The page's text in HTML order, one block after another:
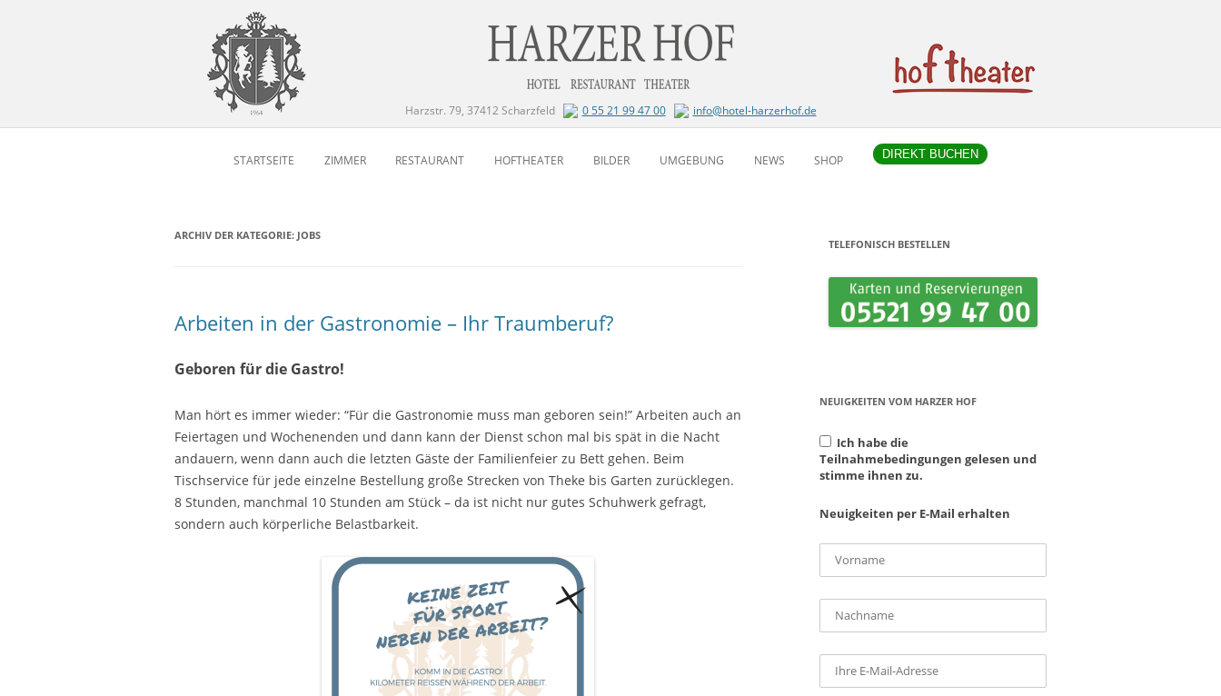
Harzstr. 79, 37412 Scharzfeld 0 55 21 99 47 00 info@hotel-harzerhof.de
STARTSEITE ZIMMER RESTAURANT HOFTHEATER BILDER UMGEBUNG NEWS SHOP DIREKT BUCHEN
ARCHIV DER KATEGORIE: JOBS
Arbeiten in der Gastronomie – Ihr Traumberuf?
Geboren für die Gastro!
Man hört es immer wieder: “Für die Gastronomie muss man geboren sein!” Arbeiten auch an
Feiertagen und Wochenenden und dann kann der Dienst schon mal bis spät in die Nacht
andauern, wenn dann auch die letzten Gäste der Familienfeier zu Bett gehen. Beim
Tischservice für jede einzelne Bestellung große Strecken von Theke bis Garten zurücklegen.
8 Stunden, manchmal 10 Stunden am Stück – da ist nicht nur gutes Schuhwerk gefragt,
sondern auch körperliche Belastbarkeit.
TELEFONISCH BESTELLEN
NEUIGKEITEN VOM HARZER HOF
Ich habe die
Teilnahmebedingungen gelesen und
stimme ihnen zu.
Neuigkeiten per E-Mail erhalten